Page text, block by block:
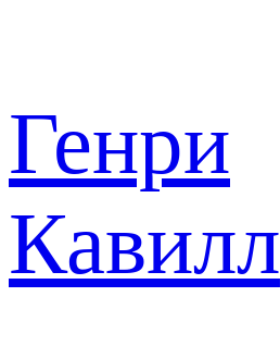
Генри
Кавилл